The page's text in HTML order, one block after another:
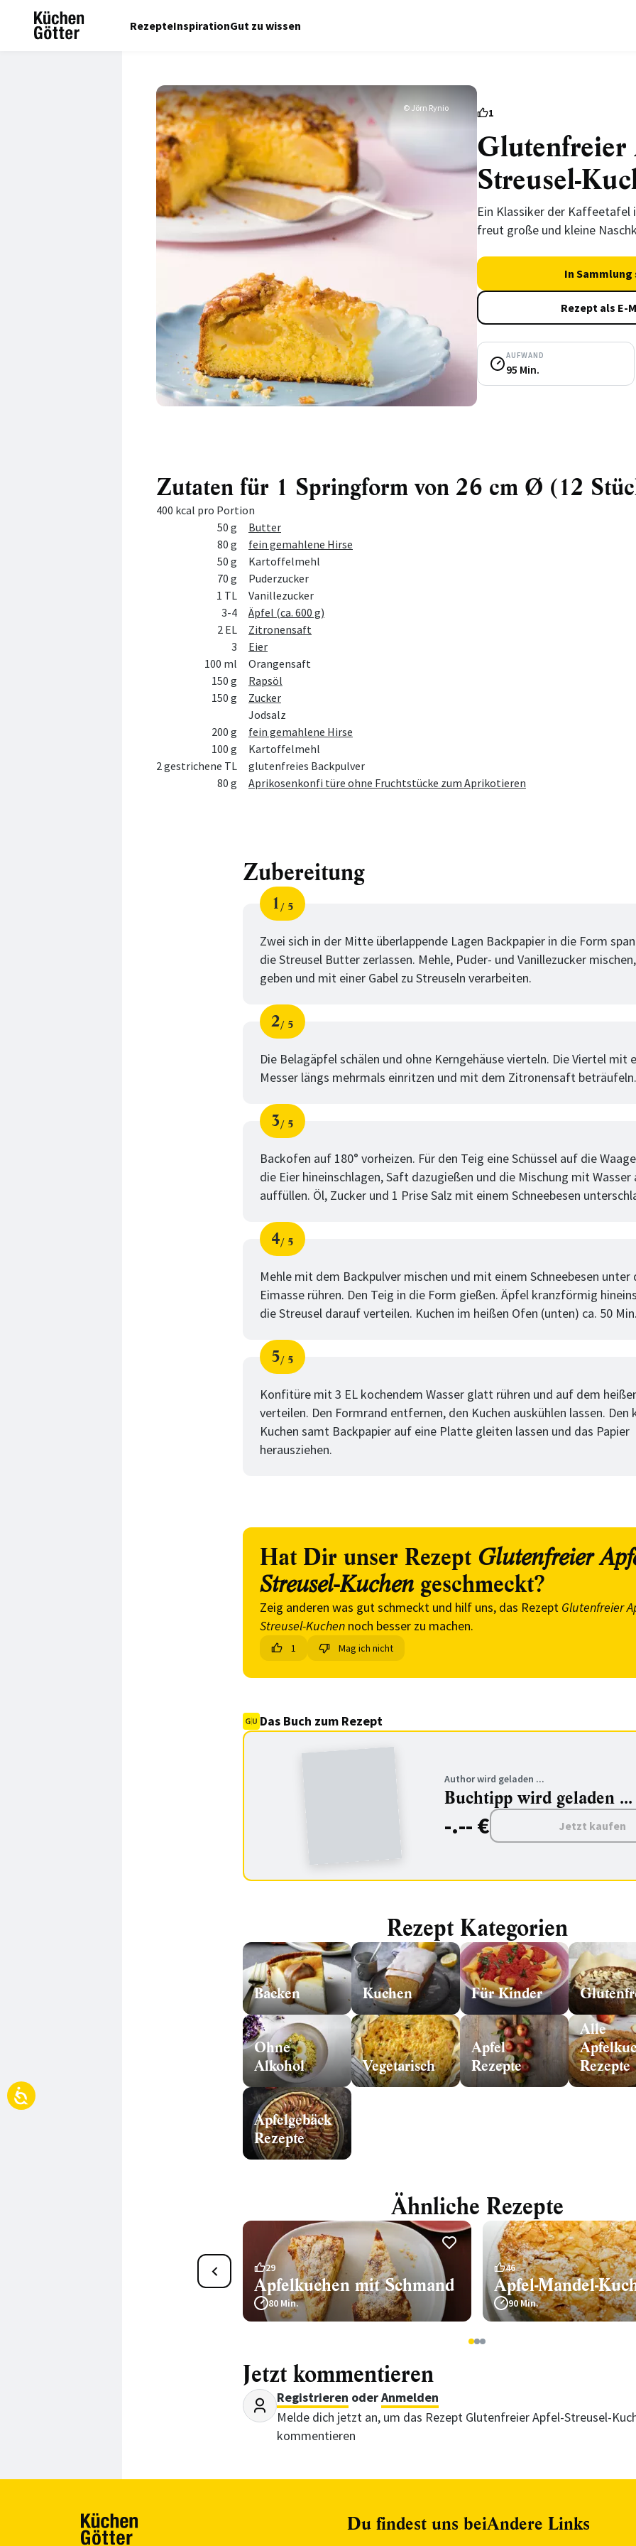
RezepteInspirationGut zu wissen
© Jörn Rynio 1
Glutenfreier
Streusel-
Ein Klassiker der Kaffeetafel
freut große und kleine
In Sammlung
Rezept als E-
AUFWAND
95 Min.
Zutaten für 1 Springform von 26 cm Ø (12
400 kcal pro Portion
50 g
Butter
80 g
fein gemahlene Hirse
50 g
Kartoffelmehl
70 g
Puderzucker
1 TL
Vanillezucker
3-4
Äpfel (ca. 600 g)
2 EL
Zitronensaft
3
Eier
100 ml
Orangensaft
150 g
Rapsöl
150 g
Zucker
Jodsalz
200 g
fein gemahlene Hirse
100 g
Kartoffelmehl
2 gestrichene TL
glutenfreies Backpulver
80 g
Aprikosenkonfi türe ohne Fruchtstücke zum Aprikotieren
Zubereitung
Schritt
1
von
5
Zwei sich in der Mitte überlappende Lagen Backpapier in die Form
die Streusel Butter zerlassen. Mehle, Puder- und Vanillezucker
geben und mit einer Gabel zu Streuseln verarbeiten.
Schritt
2
von
5
Die Belagäpfel schälen und ohne Kerngehäuse vierteln. Die Viertel mit
Messer längs mehrmals einritzen und mit dem Zitronensaft beträufeln.
Schritt
3
von
5
Backofen auf 180° vorheizen. Für den Teig eine Schüssel auf die
die Eier hineinschlagen, Saft dazugießen und die Mischung mit Wasser
auffüllen. Öl, Zucker und 1 Prise Salz mit einem Schneebesen
Schritt
4
von
5
Mehle mit dem Backpulver mischen und mit einem Schneebesen unter
Eimasse rühren. Den Teig in die Form gießen. Äpfel kranzförmig
die Streusel darauf verteilen. Kuchen im heißen Ofen (unten) ca. 50
Schritt
5
von
5
Konfitüre mit 3 EL kochendem Wasser glatt rühren und auf dem
verteilen. Den Formrand entfernen, den Kuchen auskühlen lassen. Den
Kuchen samt Backpapier auf eine Platte gleiten lassen und das Papier
herausziehen.
Hat Dir unser Rezept Glutenfreier
Streusel-Kuchengeschmeckt?
Zeig anderen was gut schmeckt und hilf uns, das Rezept Glutenfreier
Streusel-Kuchen noch besser zu machen.
1 Mag ich nicht
Das Buch zum Rezept
Author wird geladen ...
Buchtipp wird geladen ...
-.-- € Jetzt kaufen
Rezept Kategorien
Backen Kuchen Für Kinder
Ohne
Alkohol
Vegetarisch
Apfel
Rezepte
Alle
Rezepte
Apfelgebäck
Rezepte
Ähnliche Rezepte
29
Apfelkuchen mit Schmand
80 Min.
46
Apfel-Mandel-
90 Min.
123
Jetzt kommentieren
Registrieren oderAnmelden
Melde dich jetzt an, um das Rezept Glutenfreier Apfel-Streusel-
kommentieren
Du findest uns beiAndere Links